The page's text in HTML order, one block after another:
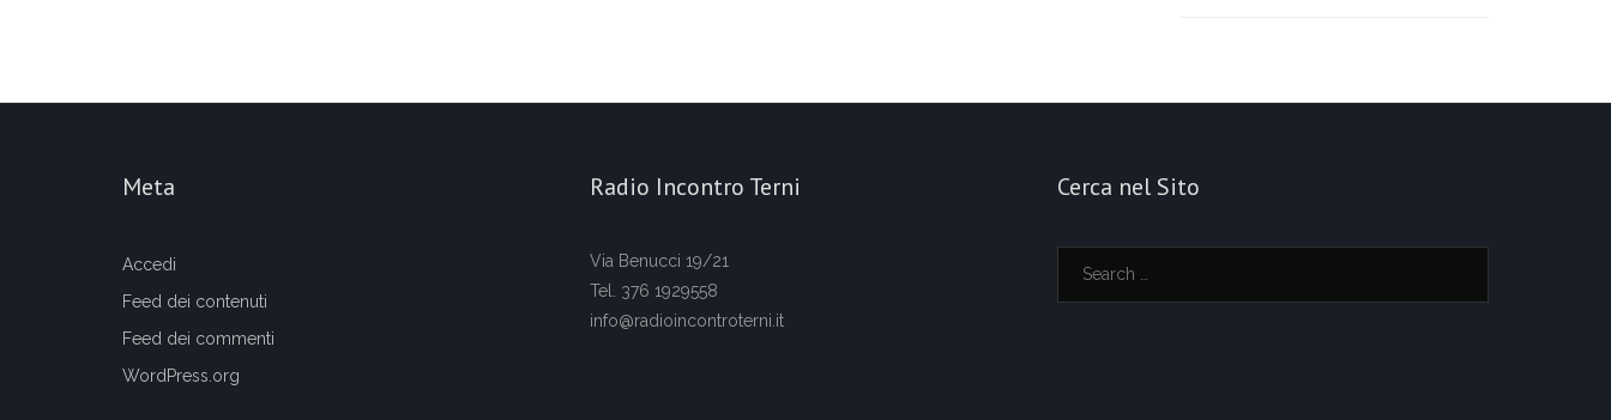
Meta
Accedi
Feed dei contenuti
Feed dei commenti
WordPress.org
Radio Incontro Terni
Via Benucci 19/21
Tel. 376 1929558
info@radioincontroterni.it
Cerca nel Sito